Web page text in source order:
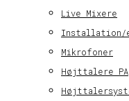
Live Mixere
Installation/
Mikrofoner
Højttalere PA